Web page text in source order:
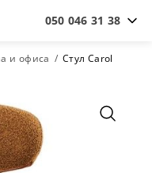
050 046 31 38
и офиса Cтул Carol